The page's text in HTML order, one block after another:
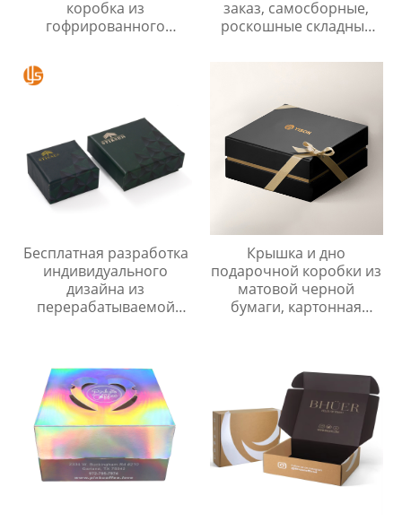
коробка из
гофрированного
застежкой-молнией
заказ, самосборные,
роскошные складные
коробки для тортов на
Бесплатная разработка
индивидуального
дизайна из
перерабатываемой
шт., жесткая бумажная
коробка для хранения с
крышкой
Крышка и дно
подарочной коробки из
матовой черной
бумаги, картонная